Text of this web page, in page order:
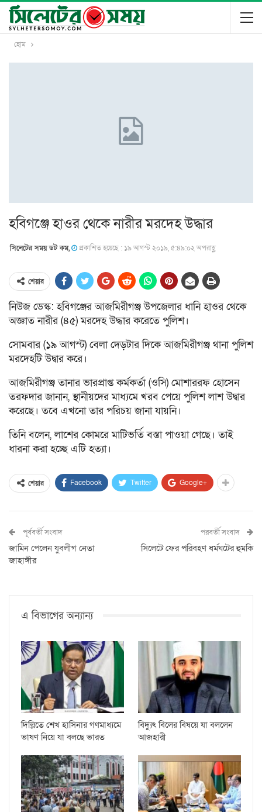
হোম
হবিগঞ্জে হাওর থেকে নারীর মরদেহ উদ্ধার
সিলেটের সময় ডট কম, প্রকাশিত হয়েছে : ১৯ আগস্ট ২০১৯, ৫:৪৯:০২ অপরাহ্ণ
শেয়ার
নিউজ ডেস্ক: হবিগঞ্জের আজমিরীগঞ্জ উপজেলার ধানি হাওর থেকে
অজ্ঞাত নারীর (৪৫) মরদেহ উদ্ধার করেতে পুলিশ।
সোমবার (১৯ আগস্ট) বেলা দেড়টার দিকে আজমিরীগঞ্জ থানা পুলিশ
মরদেহটি উদ্বার করে।
আজমিরীগঞ্জ তানার ভারপ্রাপ্ত কর্মকর্তা (ওসি) মোশাররফ হোসেন
তরফদার জানান, স্থানীয়দের মাধ্যমে খরব পেয়ে পুলিশ লাশ উদ্বার
করেছে। তবে এখনো তার পরিচয় জানা যায়নি।
তিনি বলেন, লাশের কোমরে মাটিভর্তি বস্তা পাওয়া গেছে। তাই
ধারনা করা হচ্ছে এটি হত্যা।
শেয়ার Facebook Twitter Google+
পূর্ববর্তী সংবাদ
জামিন পেলেন যুবলীগ নেতা
জাহাঙ্গীর
পরবর্তী সংবাদ
সিলেটে ফের পরিবহণ ধর্মঘটের হুমকি
এ বিভাগের অন্যান্য
দিল্লিতে শেখ হাসিনার গণমাধ্যমে
ভাষণ নিয়ে যা বলছে ভারত
বিদ্যুৎ বিলের বিষয়ে যা বললেন
আজহারী